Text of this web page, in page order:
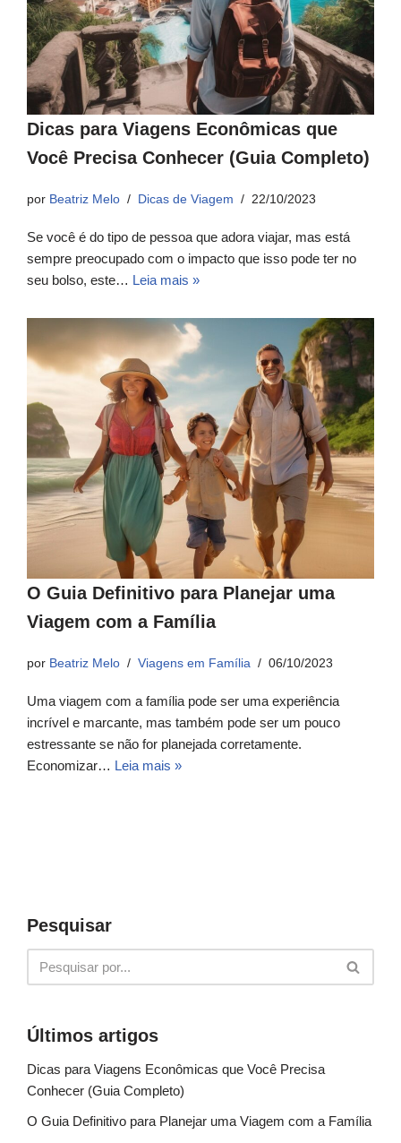
Dicas para Viagens Econômicas que
Você Precisa Conhecer (Guia Completo)
por Beatriz Melo Dicas de Viagem 22/10/2023
Se você é do tipo de pessoa que adora viajar, mas está
sempre preocupado com o impacto que isso pode ter no
seu bolso, este… Leia mais »
O Guia Definitivo para Planejar uma
Viagem com a Família
por Beatriz Melo Viagens em Família 06/10/2023
Uma viagem com a família pode ser uma experiência
incrível e marcante, mas também pode ser um pouco
estressante se não for planejada corretamente.
Economizar… Leia mais »
Pesquisar
Últimos artigos
Dicas para Viagens Econômicas que Você Precisa
Conhecer (Guia Completo)
O Guia Definitivo para Planejar uma Viagem com a Família